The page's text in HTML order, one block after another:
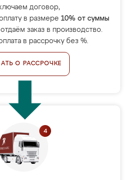
договор,
в размере 10% от суммы
заказ в производство.
в рассрочку без %.
О РАССРОЧКЕ